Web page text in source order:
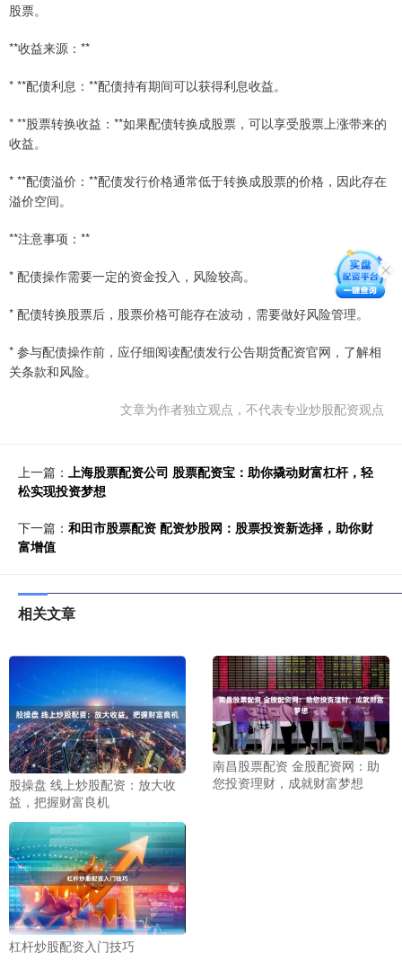
股票。
**收益来源：**
* **配债利息：**配债持有期间可以获得利息收益。
* **股票转换收益：**如果配债转换成股票，可以享受股票上涨带来的
收益。
* **配债溢价：**配债发行价格通常低于转换成股票的价格，因此存在
溢价空间。
**注意事项：**
* 配债操作需要一定的资金投入，风险较高。
* 配债转换股票后，股票价格可能存在波动，需要做好风险管理。
* 参与配债操作前，应仔细阅读配债发行公告期货配资官网，了解相
关条款和风险。
文章为作者独立观点，不代表专业炒股配资观点
上一篇： 上海股票配资公司 股票配资宝：助你撬动财富杠杆，轻
松实现投资梦想
下一篇： 和田市股票配资 配资炒股网：股票投资新选择，助你财
富增值
相关文章
股操盘 线上炒股配资：放大收
益，把握财富良机
南昌股票配资 金股配资网：助
您投资理财，成就财富梦想
杠杆炒股配资入门技巧